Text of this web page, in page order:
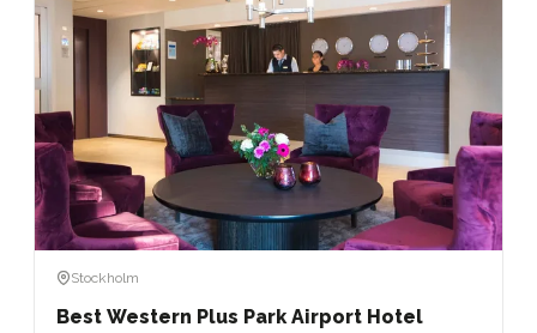
Stockholm
Best Western Plus Park Airport Hotel